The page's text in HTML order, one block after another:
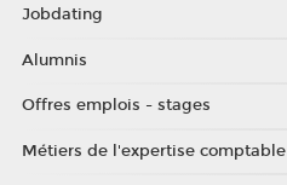
Jobdating
Alumnis
Offres emplois - stages
Métiers de l'expertise comptable